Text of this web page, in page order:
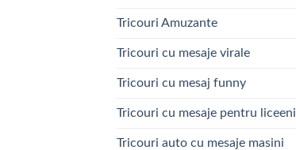
Tricouri Amuzante
Tricouri cu mesaje virale
Tricouri cu mesaj funny
Tricouri cu mesaje pentru liceeni
Tricouri auto cu mesaje masini